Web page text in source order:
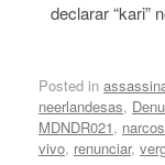
declarar “kari”
Posted in
neerlandesas,
MDNDR021,
vivo, renunciar,